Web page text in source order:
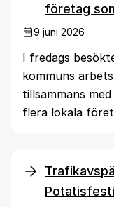
företag
9 juni 2026
I fredags
kommuns
tillsammans
flera lokala